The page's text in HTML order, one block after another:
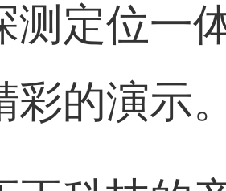
测定位一
彩的演示